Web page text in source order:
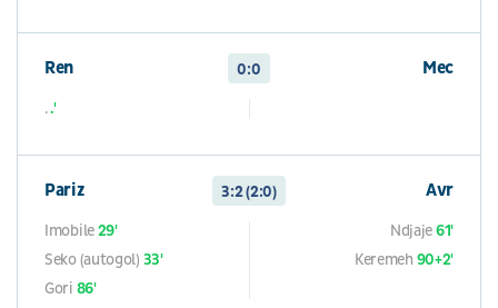
Ren 0:0 Mec
..'
Pariz 3:2 (2:0) Avr
Imobile29'
Seko (autogol) 33'
Gori 86'
Ndjaje61'
Keremeh 90+2'